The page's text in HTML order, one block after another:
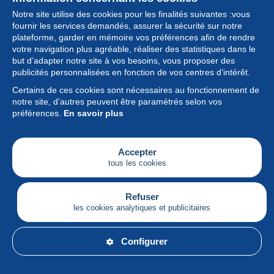
Notre site utilise des cookies pour les finalités suivantes :vous
fournir les services demandés, assurer la sécurité sur notre
plateforme, garder en mémoire vos préférences afin de rendre
votre navigation plus agréable, réaliser des statistiques dans le
but d’adapter notre site à vos besoins, vous proposer des
publicités personnalisées en fonction de vos centres d’intérêt.
Certains de ces cookies sont nécessaires au fonctionnement de
notre site, d’autres peuvent être paramétrés selon vos
préférences. En savoir plus
Accepter
tous les cookies
Refuser
les cookies analytiques et publicitaires
Configurer
Collection
Actualités
Fonctionnalités
Société
Services
Articles
Français